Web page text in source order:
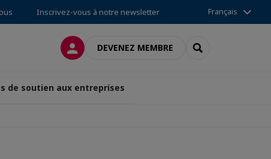
Inscrivez-vous à notre newsletter Français
CONNEXIONDEVENEZ MEMBRE RECHERCHER
de soutien aux entreprises